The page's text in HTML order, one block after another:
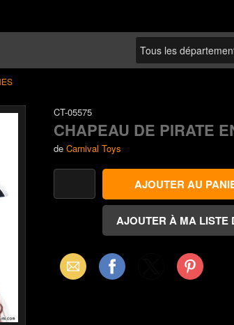
CT-05575
CHAPEAU DE PIRATE
de Carnival Toys
Email Facebook Pinterest